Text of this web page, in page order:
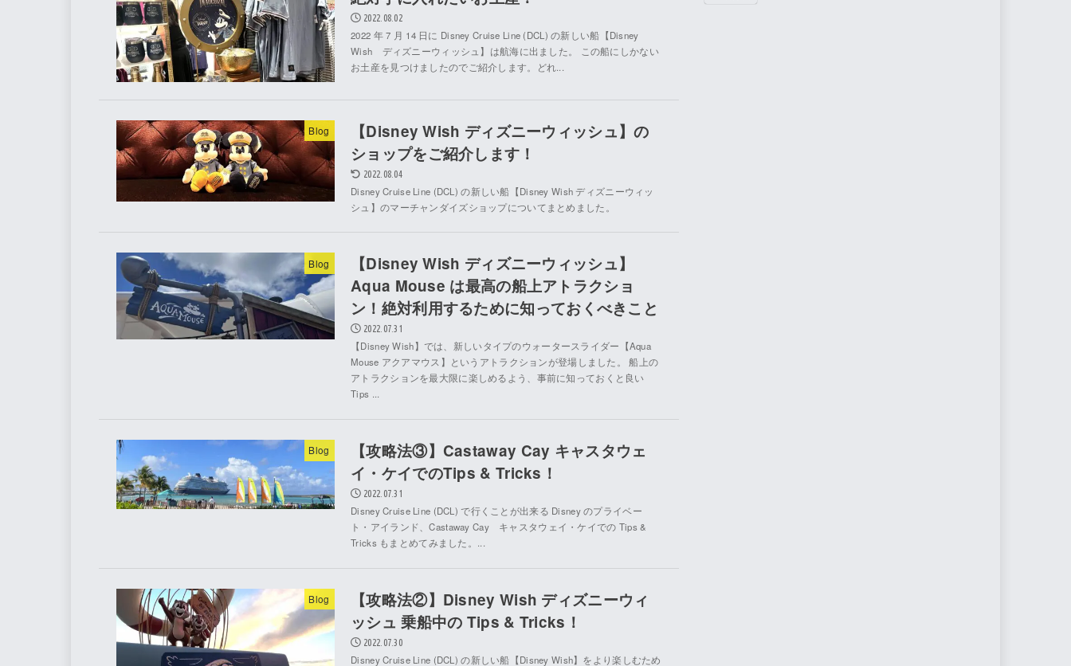
2022.08.02
2022 年 7 月 14 日に Disney Cruise Line (DCL) の新しい船【Disney
Wish ディズニーウィッシュ】は航海に出ました。 この船にしかない
お土産を見つけましたのでご紹介します。どれ...
Blog
【Disney Wish ディズニーウィッシュ】の
ショップをご紹介します！
2022.08.04
Disney Cruise Line (DCL) の新しい船【Disney Wish ディズニーウィッ
シュ】のマーチャンダイズショップについてまとめました。
Blog
【Disney Wish ディズニーウィッシュ】
Aqua Mouse は最高の船上アトラクショ
ン！絶対利用するために知っておくべきこと
2022.07.31
【Disney Wish】では、新しいタイプのウォータースライダー【Aqua
Mouse アクアマウス】というアトラクションが登場しました。 船上の
アトラクションを最大限に楽しめるよう、事前に知っておくと良い
Tips ...
Blog
【攻略法③】Castaway Cay キャスタウェ
イ・ケイでのTips & Tricks！
2022.07.31
Disney Cruise Line (DCL) で行くことが出来る Disney のプライベー
ト・アイランド、Castaway Cay キャスタウェイ・ケイでの Tips &
Tricks もまとめてみました。...
Blog
【攻略法②】Disney Wish ディズニーウィ
ッシュ 乗船中の Tips & Tricks！
2022.07.30
Disney Cruise Line (DCL) の新しい船【Disney Wish】をより楽しむため